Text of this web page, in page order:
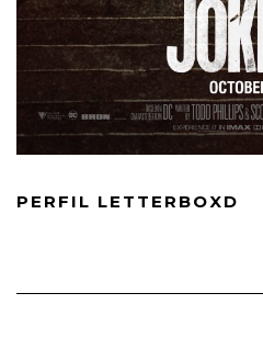
PERFIL LETTERBOXD